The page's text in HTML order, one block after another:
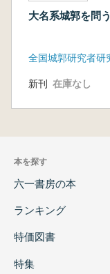
大名系城郭を問う
新刊 在庫なし
本を探す
六一書房の本
ランキング
特価図書
特集